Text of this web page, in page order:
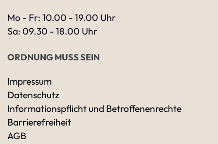
Mo - Fr: 10.00 - 19.00 Uhr
Sa: 09.30 - 18.00 Uhr
ORDNUNG MUSS SEIN
Impressum
Datenschutz
Informationspflicht und Betroffenenrechte
Barrierefreiheit
AGB
Ihre Kontaktdaten
Alle mit Stern gekennzeichneten Felder
Name*